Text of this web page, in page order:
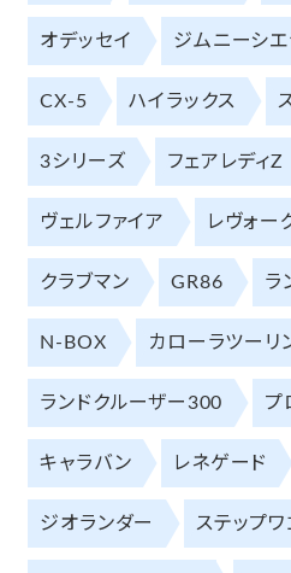
オデッセイ ジムニーシエ
CX-5 ハイラックス
3シリーズ フェアレディZ
ヴェルファイア レヴォー
クラブマン GR86 ラ
N-BOX カローラツーリ
ランドクルーザー300 プ
キャラバン レネゲード
ジオランダー ステップワ